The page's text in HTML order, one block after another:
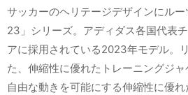
サッカーのヘリテージデザインにル
23」シリーズ。アディダス各国代表
アに採用されている2023年モデル。
た、伸縮性に優れたトレーニングジャ
自由な動きを可能にする伸縮性に優